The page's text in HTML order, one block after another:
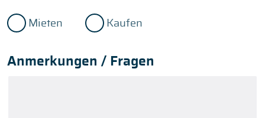
Mieten Kaufen
Anmerkungen / Fragen